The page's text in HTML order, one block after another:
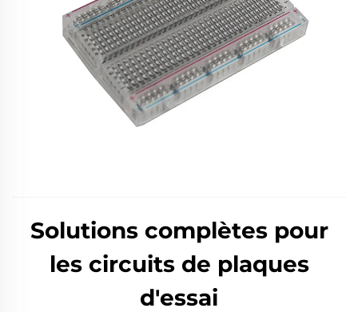
Solutions complètes pour
les circuits de plaques
d'essai